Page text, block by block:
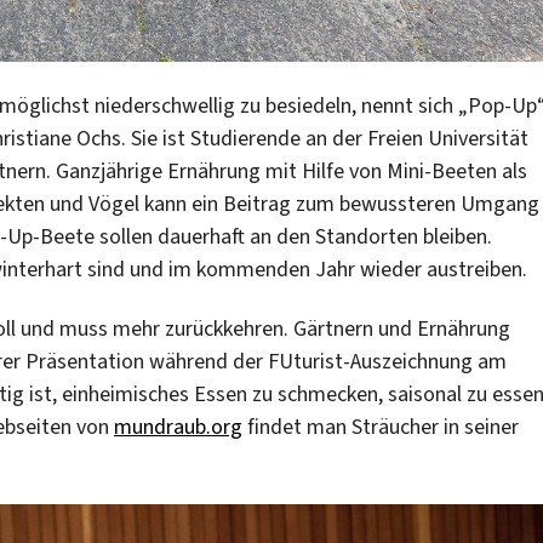
niederschwellig zu besiedeln, nennt sich „Pop-
Ochs. Sie ist Studierende an der Freien Universität
Ganzjährige Ernährung mit Hilfe von Mini-Beeten als
und Vögel kann ein Beitrag zum bewussteren Umgang
Beete sollen dauerhaft an den Standorten bleiben.
sind und im kommenden Jahr wieder austreiben.
muss mehr zurückkehren. Gärtnern und Ernährung
Präsentation während der FUturist-Auszeichnung am
ist, einheimisches Essen zu schmecken, saisonal zu essen
von mundraub.org findet man Sträucher in seiner